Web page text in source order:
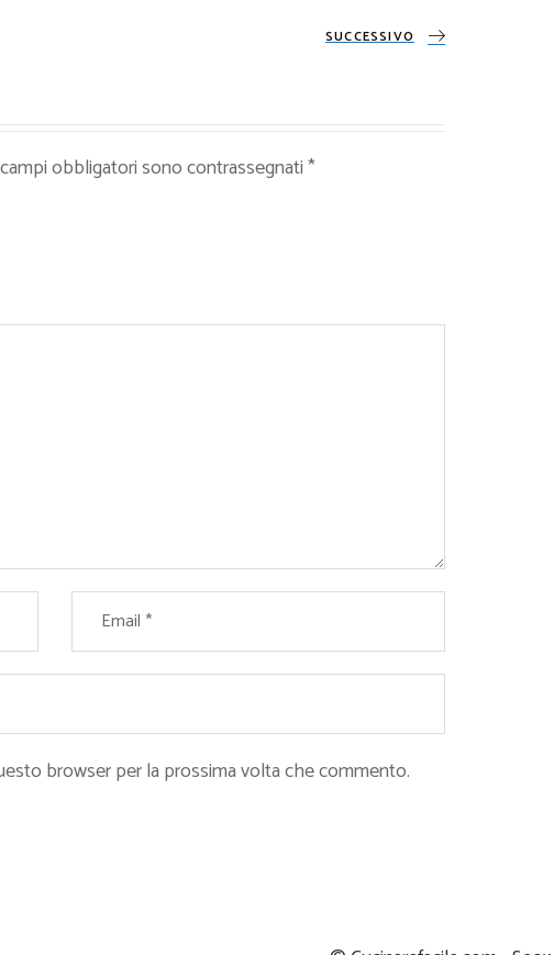
SUCCESSIVO
obbligatori sono contrassegnati*
browser per la prossima volta che commento.